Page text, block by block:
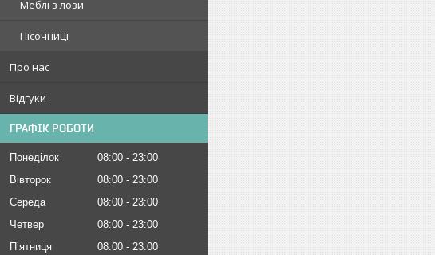
Меблі з лози
Пісочниці
Про нас
Відгуки
ГРАФІК РОБОТИ
Понеділок 08:00
23:00
Вівторок
08:00
23:00
Середа
08:00
23:00
Четвер
08:00
23:00
Пʼятниця
08:00
23:00